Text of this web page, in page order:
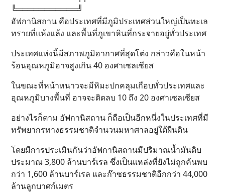
╚═══════════╝
อัฟกานิสถาน คือประเทศที่มีภูมิประเทศส่วนใหญ่เป็นทะเล
ทรายที่แห้งแล้ง และพื้นที่ภูเขาหินที่กระจายอยู่ทั่วประเทศ
ประเทศแห่งนี้มีสภาพภูมิอากาศที่สุดโต่ง กล่าวคือในหน้า
ร้อนอุณหภูมิอาจสูงเกิน 40 องศาเซลเซียส
ในขณะที่หน้าหนาวจะมีหิมะปกคลุมเกือบทั่วประเทศและ
อุณหภูมิบางพื้นที่ อาจจะติดลบ 10 ถึง 20 องศาเซลเซียส
อย่างไรก็ตาม อัฟกานิสถาน ก็ถือเป็นอีกหนึ่งในประเทศที่มี
ทรัพยากรทางธรรมชาติจำนวนมหาศาลอยู่ใต้ผืนดิน
โดยมีการประเมินกันว่าอัฟกานิสถานมีปริมาณน้ำมันดิบ
ประมาณ 3,800 ล้านบาร์เรล ซึ่งเป็นแหล่งที่ยังไม่ถูกค้นพบ
กว่า 1,600 ล้านบาร์เรล และก๊าซธรรมชาติอีกกว่า 44,000
ล้านลูกบาศก์เมตร